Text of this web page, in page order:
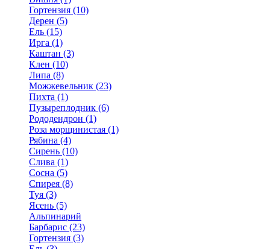
Гортензия (10)
Дерен (5)
Ель (15)
Ирга (1)
Каштан (3)
Клен (10)
Липа (8)
Можжевельник (23)
Пихта (1)
Пузыреплодник (6)
Рододендрон (1)
Роза морщинистая (1)
Рябина (4)
Сирень (10)
Слива (1)
Сосна (5)
Спирея (8)
Туя (3)
Ясень (5)
Альпинарий
Барбарис (23)
Гортензия (3)